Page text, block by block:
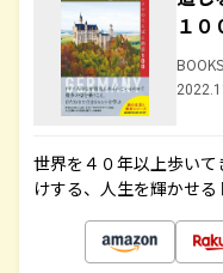
１０
世界を４０年以上歩い
けする、人生を輝かせ